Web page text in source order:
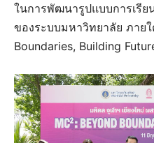
ในการพัฒนารูปแบบการเรี
ของระบบมหาวิทยาลัย ภาย
Boundaries, Building